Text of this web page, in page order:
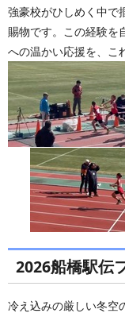
強豪校がひしめく中で
賜物です。この経験を
への温かい応援を、こ
2026船橋駅伝
冷え込みの厳しい冬空